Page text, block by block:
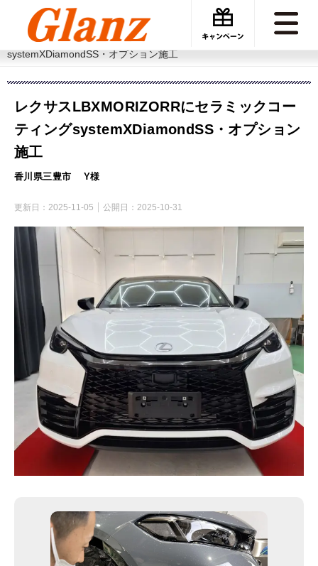
カーケアグランツ
施工事例
レクサスLBXMORIZORRにセラミックコーティング
systemXDiamondSS・オプション施工
レクサスLBXMORIZORRにセラミックコー
ティングsystemXDiamondSS・オプション
施工
香川県三豊市 Y様
更新日： 2025-11-05 公開日： 2025-10-31